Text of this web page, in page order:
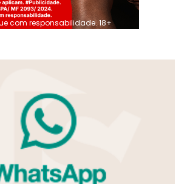
com responsabilidade. 18+